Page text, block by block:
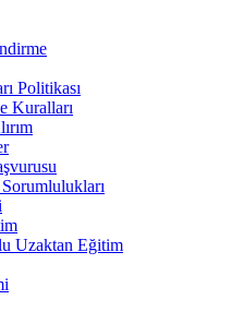
Politikası
Kuralları
Uzaktan Eğitim